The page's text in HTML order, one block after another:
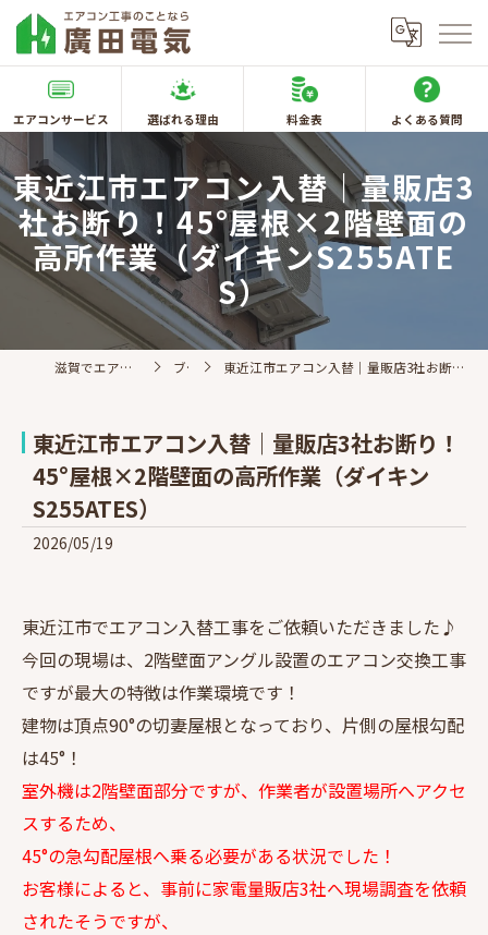
エアコンサービス 選ばれる理由 料金表 よくある質問
東近江市エアコン入替｜量販店3
社お断り！45°屋根×2階壁面の
高所作業（ダイキンS255ATE
S）
滋賀でエアコン取付なら廣田電気 ブログ 東近江市エアコン入替｜量販店3社お断り！45°屋根×2階壁面の高所作業（ダイキンS255ATES）
東近江市エアコン入替｜量販店3社お断り！
45°屋根×2階壁面の高所作業（ダイキン
S255ATES）
2026/05/19
東近江市でエアコン入替工事をご依頼いただきました♪
今回の現場は、2階壁面アングル設置のエアコン交換工事
ですが最大の特徴は作業環境です！
建物は頂点90°の切妻屋根となっており、片側の屋根勾配
は45°！
室外機は2階壁面部分ですが、作業者が設置場所へアクセ
スするため、
45°の急勾配屋根へ乗る必要がある状況でした！
お客様によると、事前に家電量販店3社へ現場調査を依頼
されたそうですが、